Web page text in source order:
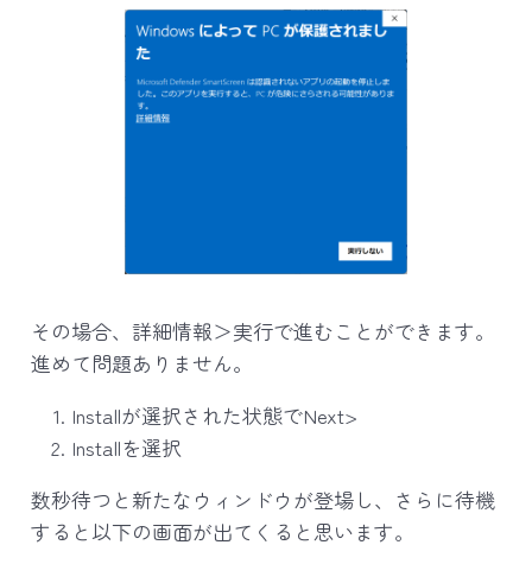
その場合、詳細情報＞実行で進むことができます。
進めて問題ありません。
Installが選択された状態でNext>
Installを選択
数秒待つと新たなウィンドウが登場し、さらに待機
すると以下の画面が出てくると思います。